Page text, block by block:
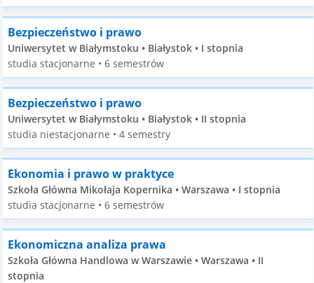
Bezpieczeństwo i prawo
Uniwersytet w Białymstoku • Białystok • I stopnia
studia stacjonarne • 6 semestrów
Bezpieczeństwo i prawo
Uniwersytet w Białymstoku • Białystok • II stopnia
studia niestacjonarne • 4 semestry
Ekonomia i prawo w praktyce
Szkoła Główna Mikołaja Kopernika • Warszawa • I stopnia
studia stacjonarne • 6 semestrów
Ekonomiczna analiza prawa
Szkoła Główna Handlowa w Warszawie • Warszawa • II
stopnia